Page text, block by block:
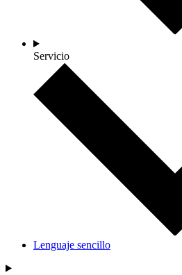
Servicio
Lenguaje sencillo